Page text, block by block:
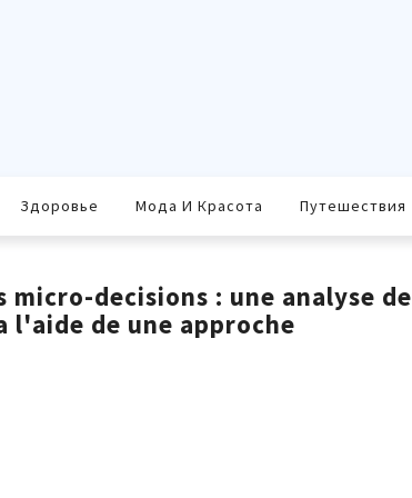
Здоровье Мода И Красота Путешествия
decisions : une analyse de
de une approche